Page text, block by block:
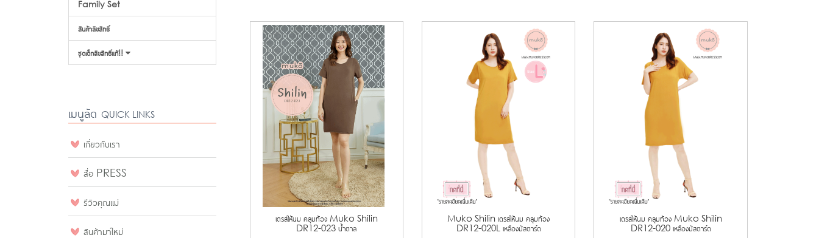
Family Set
สินค้าลิขสิทธิ์
ชุดเด็กลิขสิทธิ์แท้!!
เมนูลัด QUICK LINKS
เกี่ยวกับเรา
สื่อ PRESS
รีวิวคุณแม่
สินค้ามาใหม่
เดรสให้นม คลุมท้อง Muko Shilin
DR12-023 น้ำตาล
Muko Shilin เดรสให้นม คลุมท้อง
DR12-020L เหลืองมัสตาร์ด
เดรสให้นม คลุมท้อง Muko Shilin
DR12-020 เหลืองมัสตาร์ด